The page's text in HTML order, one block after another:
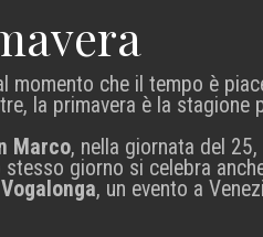
momento che il tempo è
la primavera è la stagione
Marco, nella giornata del
giorno si celebra
Vogalonga, un evento a